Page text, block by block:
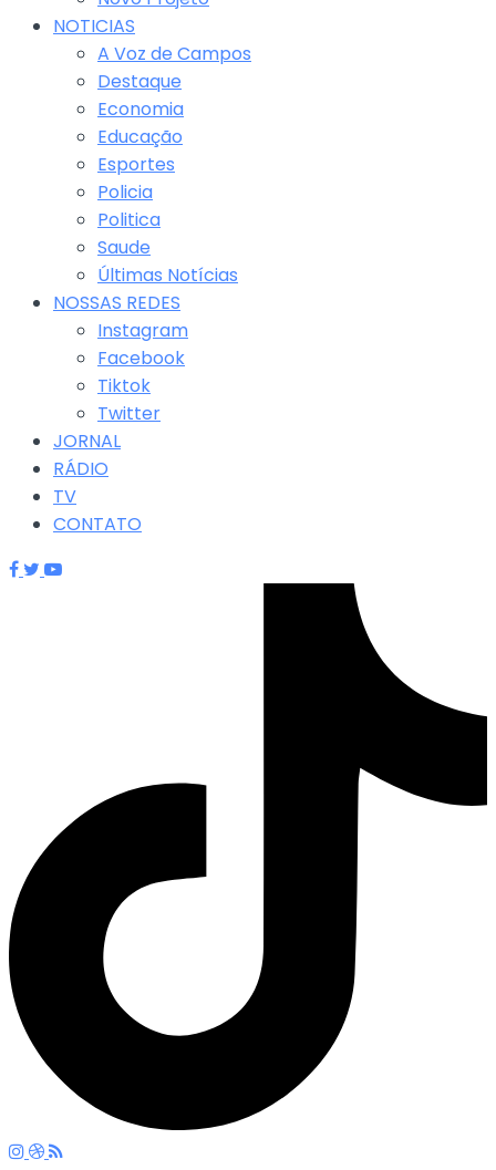
NOTICIAS
A Voz de Campos
Destaque
Economia
Educação
Esportes
Policia
Politica
Saude
Últimas Notícias
NOSSAS REDES
Instagram
Facebook
Tiktok
Twitter
JORNAL
RÁDIO
TV
CONTATO